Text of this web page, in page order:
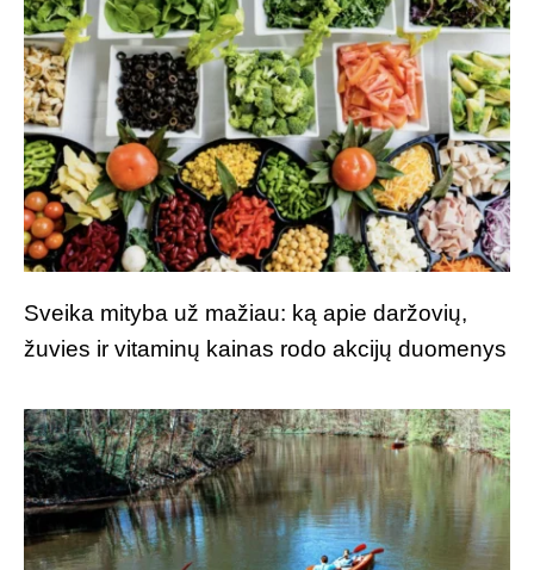
Sveika mityba už mažiau: ką apie daržovių,
žuvies ir vitaminų kainas rodo akcijų duomenys